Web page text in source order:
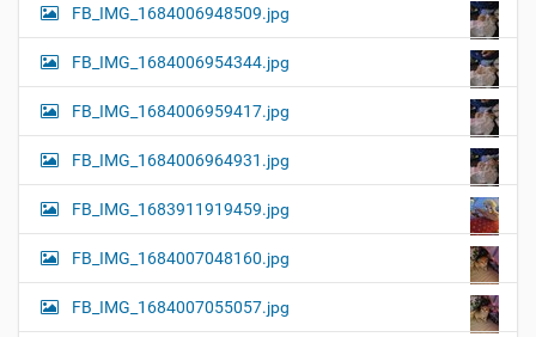
FB_IMG_1684006948509.jpg
FB_IMG_1684006954344.jpg
FB_IMG_1684006959417.jpg
FB_IMG_1684006964931.jpg
FB_IMG_1683911919459.jpg
FB_IMG_1684007048160.jpg
FB_IMG_1684007055057.jpg